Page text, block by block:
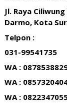
Jl. Raya
Darmo, Kota
Telpon :
031-99541735
WA :
WA :
WA :